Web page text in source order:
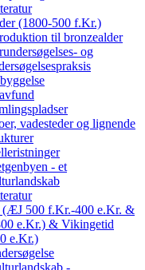
(1800-500 f.Kr.)
til bronzealder
og
vadesteder og lignende
- et
(ÆJ 500 f.Kr.-400 e.Kr. &
e.Kr.) & Vikingetid
e.Kr.)
-